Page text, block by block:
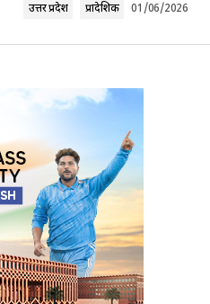
उत्तर प्रदेश प्रादेशिक 01/06/2026